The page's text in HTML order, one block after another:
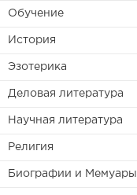
Обучение
История
Эзотерика
Деловая литература
Научная литература
Религия
Биографии и Мемуары